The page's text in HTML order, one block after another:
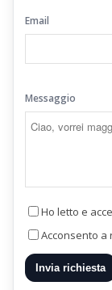
Email
Messaggio
Ho letto e
Acconsento a
Invia richiesta